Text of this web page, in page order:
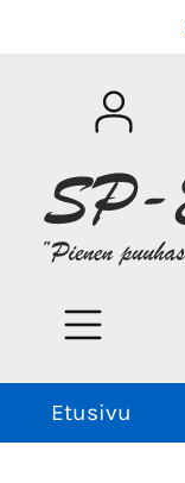
Etusivu